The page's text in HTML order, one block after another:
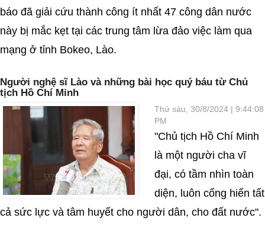
báo đã giải cứu thành công ít nhất 47 công dân nước
này bị mắc kẹt tại các trung tâm lừa đảo việc làm qua
mạng ở tỉnh Bokeo, Lào.
Người nghệ sĩ Lào và những bài học quý báu từ Chủ
tịch Hồ Chí Minh
Thứ sáu, 30/8/2024 | 9:44:08
PM
"Chủ tịch Hồ Chí Minh
là một người cha vĩ
đại, có tầm nhìn toàn
diện, luôn cống hiến tất
cả sức lực và tâm huyết cho người dân, cho đất nước".